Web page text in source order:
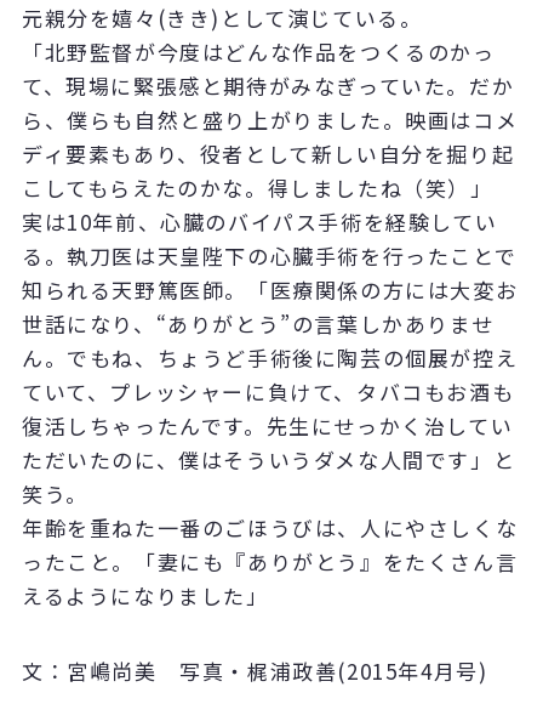
元親分を嬉々(きき)として演じている。
「北野監督が今度はどんな作品をつくるのかっ
て、現場に緊張感と期待がみなぎっていた。だか
ら、僕らも自然と盛り上がりました。映画はコメ
ディ要素もあり、役者として新しい自分を掘り起
こしてもらえたのかな。得しましたね（笑）」
実は10年前、心臓のバイパス手術を経験してい
る。執刀医は天皇陛下の心臓手術を行ったことで
知られる天野篤医師。「医療関係の方には大変お
世話になり、“ありがとう”の言葉しかありませ
ん。でもね、ちょうど手術後に陶芸の個展が控え
ていて、プレッシャーに負けて、タバコもお酒も
復活しちゃったんです。先生にせっかく治してい
ただいたのに、僕はそういうダメな人間です」と
笑う。
年齢を重ねた一番のごほうびは、人にやさしくな
ったこと。「妻にも『ありがとう』をたくさん言
えるようになりました」
文：宮嶋尚美 写真・梶浦政善(2015年4月号)